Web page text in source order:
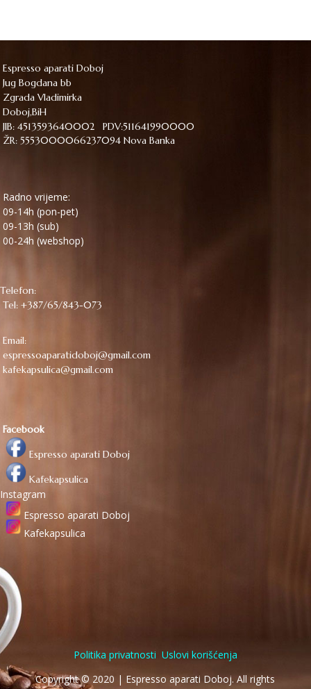
Espresso aparati Doboj
Jug Bogdana bb
Zgrada Vladimirka
Doboj,BiH
JIB: 4513593640002 PDV:511641990000
ŽR: 5553000066237094 Nova Banka
Radno vrijeme:
09-14h (pon-pet)
09-13h (sub)
00-24h (webshop)
Telefon:
Tel: +387/65/843-073
Email:
espressoaparatidoboj@gmail.com
kafekapsulica@gmail.com
Facebook
Espresso aparati Doboj
Kafekapsulica
Instagram
Espresso aparati Doboj
Kafekapsulica
Politika privatnosti Uslovi korišćenja
Copyright © 2020 | Espresso aparati Doboj. All rights